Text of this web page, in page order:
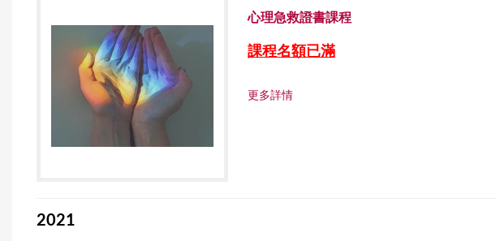
⼼理急救證書課程
課程名額已滿
更多詳情
2021